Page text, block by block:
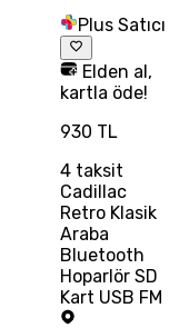
Plus Satıcı
Elden al,
kartla öde!
930 TL
4taksit
Cadillac
Retro Klasik
Araba
Bluetooth
Hoparlör SD
Kart USB FM